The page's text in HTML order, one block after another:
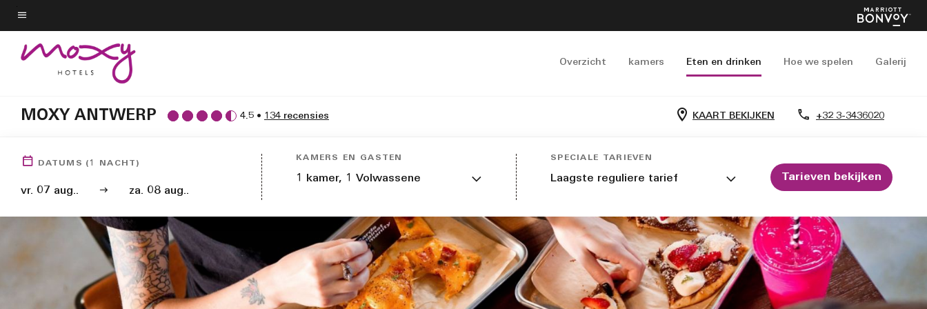
Skip
to
main
content
Menu tekst
Overzicht kamers Eten en drinken Hoe we spelen Galerij
MOXY ANTWERP 4.5 • 134 recensies KAART BEKIJKEN +32 3-3436020
DATUMS (1 NACHT)
vr. 07 aug.. za. 08 aug..
KAMERS EN GASTEN
1 kamer, 1 Volwassene
SPECIALE TARIEVEN
Laagste reguliere tarief Tarieven bekijken